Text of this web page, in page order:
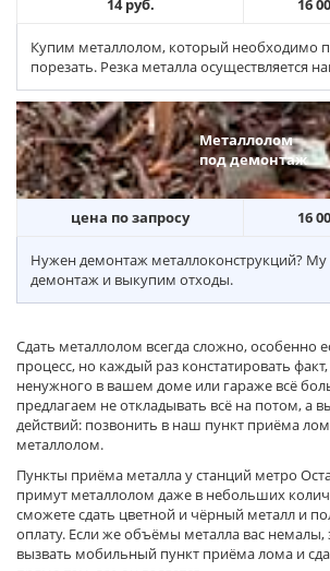
14 руб. 16
Купим металлолом, который необходимо
порезать. Резка металла осуществляется
Металлолом
под демонтаж
цена по запросу 16
Нужен демонтаж металлоконструкций?
демонтаж и выкупим отходы.
Сдать металлолом всегда сложно, особенно
процесс, но каждый раз констатировать
ненужного в вашем доме или гараже всё
предлагаем не откладывать всё на потом, а
действий: позвонить в наш пункт приёма
металлолом.
Пункты приёма металла у станций метро
примут металлолом даже в небольших
сможете сдать цветной и чёрный металл и
оплату. Если же объёмы металла вас немалы,
вызвать мобильный пункт приёма лома и